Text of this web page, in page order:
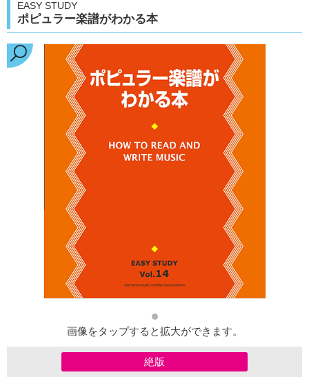
EASY STUDY
ポピュラー楽譜がわかる本
画像をタップすると拡大ができます。
絶版